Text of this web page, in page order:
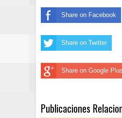
Share on Facebook
Share on Twitter
Share on Google Plus
Publicaciones